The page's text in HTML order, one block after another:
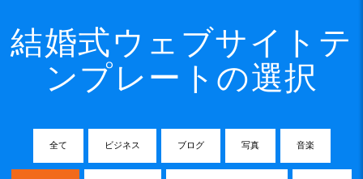
結婚式ウェブサイトテ
ンプレートの選択
全て ビジネス ブログ 写真 音楽